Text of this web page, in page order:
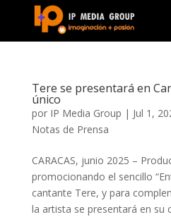
Tere se presentará en
único
por IP Media Group | Jul 1,
Notas de Prensa
CARACAS, junio 2025 –
promocionando el sencillo
cantante Tere, y para
la artista se presentará en su